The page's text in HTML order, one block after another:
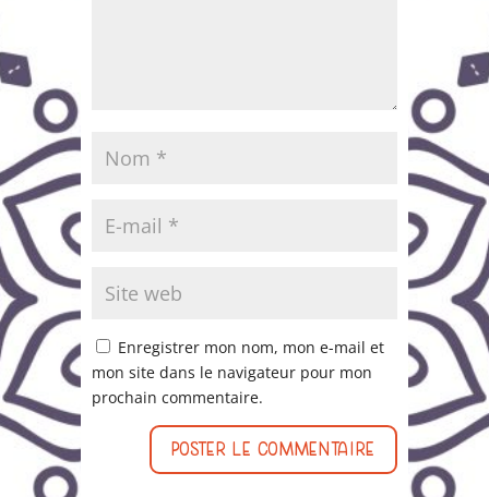
Enregistrer mon nom, mon e-mail et
mon site dans le navigateur pour mon
prochain commentaire.